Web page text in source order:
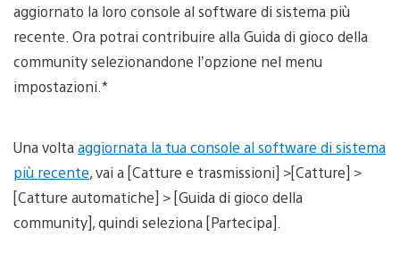
aggiornato la loro console al software di sistema più
recente. Ora potrai contribuire alla Guida di gioco della
community selezionandone l’opzione nel menu
impostazioni.*
Una volta aggiornata la tua console al software di sistema
più recente, vai a [Catture e trasmissioni] >[Catture] >
[Catture automatiche] > [Guida di gioco della
community], quindi seleziona [Partecipa].